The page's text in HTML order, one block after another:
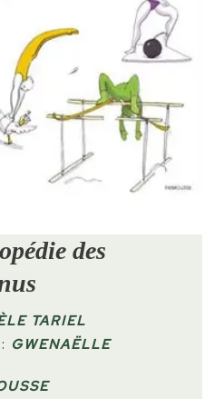
des
TARIEL
GWENAËLLE